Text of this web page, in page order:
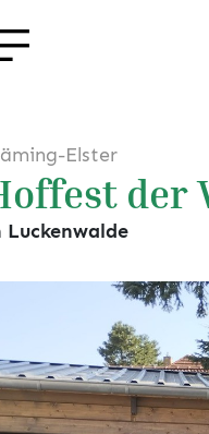
Elster
der
Luckenwalde